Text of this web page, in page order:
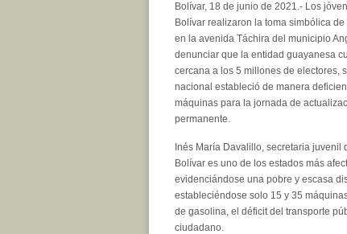
Bolívar, 18 de junio de 2021.- Los
Bolívar realizaron la toma simbólica
en la avenida Táchira del municipio
denunciar que la entidad guayanesa
cercana a los 5 millones de electores,
nacional estableció de manera
máquinas para la jornada de
permanente.
Inés María Davalillo, secretaria juvenil
Bolívar es uno de los estados más
evidenciándose una pobre y escasa
estableciéndose solo 15 y 35
de gasolina, el déficit del transporte
ciudadano.